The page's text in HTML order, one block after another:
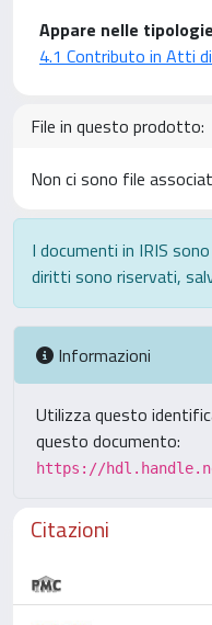
Appare nelle
4.1 Contributo in Atti
File in questo prodotto:
Non ci sono file
I documenti in IRIS
diritti sono riservati,
Informazioni
Utilizza questo
questo documento:
https://
Citazioni